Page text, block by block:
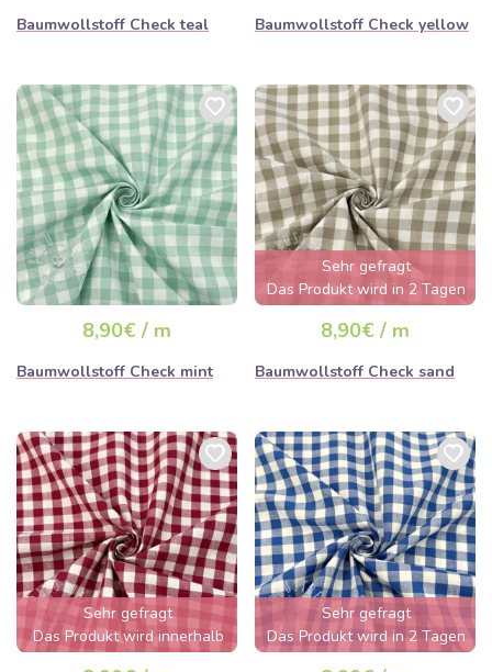
Baumwollstoff Check teal Baumwollstoff Check yellow
8,90€ / m
Baumwollstoff Check mint
Sehr gefragt
Das Produkt wird in 2 Tagen
ausverkauft sein
8,90€ / m
Baumwollstoff Check sand
Sehr gefragt
Das Produkt wird innerhalb
von wenigen Stunden
Sehr gefragt
Das Produkt wird in 2 Tagen
ausverkauft sein